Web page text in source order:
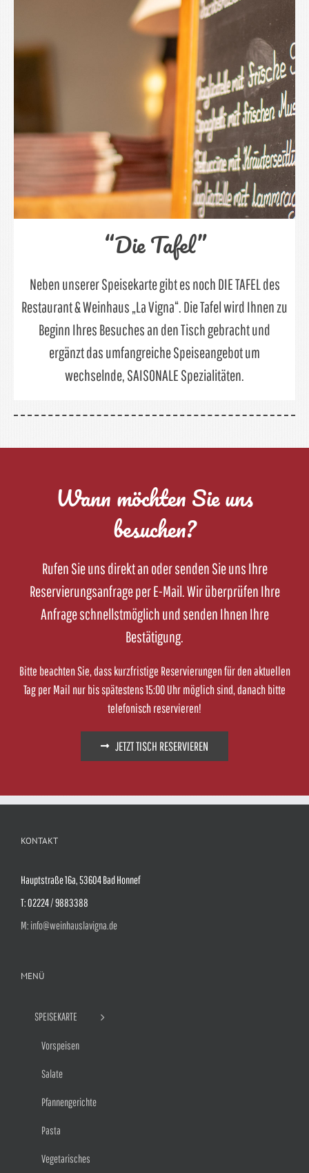
“Die Tafel”
Neben unserer Speisekarte gibt es noch DIE TAFEL des
Restaurant & Weinhaus „La Vigna“. Die Tafel wird Ihnen zu
Beginn Ihres Besuches an den Tisch gebracht und
ergänzt das umfangreiche Speiseangebot um
wechselnde, SAISONALE Spezialitäten.
Wann möchten Sie uns
besuchen?
Rufen Sie uns direkt an oder senden Sie uns Ihre
Reservierungsanfrage per E-Mail. Wir überprüfen Ihre
Anfrage schnellstmöglich und senden Ihnen Ihre
Bestätigung.
Bitte beachten Sie, dass kurzfristige Reservierungen für den aktuellen
Tag per Mail nur bis spätestens 15:00 Uhr möglich sind, danach bitte
telefonisch reservieren!
JETZT TISCH RESERVIEREN
KONTAKT
Hauptstraße 16a, 53604 Bad Honnef
T: 02224 / 9883388
M: info@weinhauslavigna.de
MENÜ
SPEISEKARTE
Vorspeisen
Salate
Pfannengerichte
Pasta
Vegetarisches